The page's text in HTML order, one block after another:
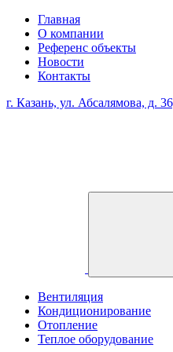
Главная
О компании
Референс объекты
Новости
Контакты
г. Казань, ул. Абсалямова, д.
Вентиляция
Кондиционирование
Отопление
Теплое оборудование